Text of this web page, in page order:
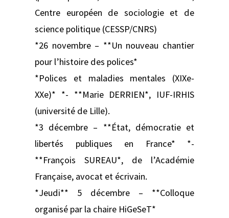
Centre européen de sociologie et de
science politique (CESSP/CNRS)
*26 novembre – **Un nouveau chantier
pour l’histoire des polices*
*Polices et maladies mentales (XIXe-
XXe)* *- **Marie DERRIEN*, IUF-IRHIS
(université de Lille).
*3 décembre – **État, démocratie et
libertés publiques en France* *-
**François SUREAU*, de l’Académie
Française, avocat et écrivain.
*Jeudi** 5 décembre – **Colloque
organisé par la chaire HiGeSeT*